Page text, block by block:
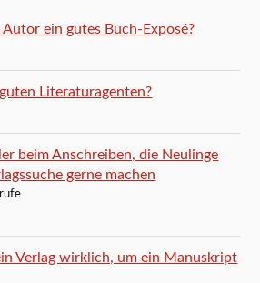
ein gutes Buch-Exposé?
Literaturagenten?
beim Anschreiben, die Neulinge
gerne machen
Verlag wirklich, um ein Manuskript